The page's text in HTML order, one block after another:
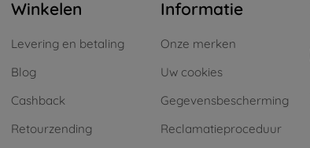
Winkelen
Levering en betaling
Blog
Cashback
Retourzending
Informatie
Onze merken
Uw cookies
Gegevensbescherming
Reclamatieproceduur